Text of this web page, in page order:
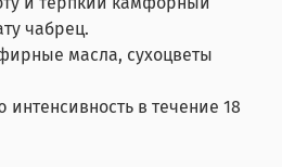
чабрец.
масла, сухоцветы
в течение 18